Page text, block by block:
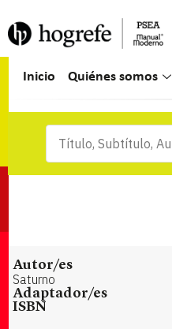
Inicio Quiénes somos
Autor/es
Saturno
Adaptador/es
ISBN